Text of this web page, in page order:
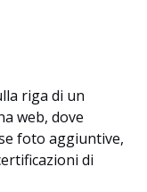
riga di un
web, dove
foto aggiuntive,
di